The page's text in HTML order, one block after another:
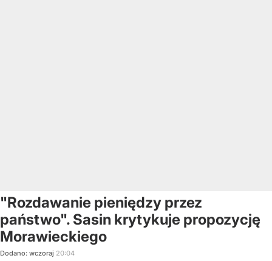
"Rozdawanie pieniędzy przez
państwo". Sasin krytykuje propozycję
Morawieckiego
Dodano: wczoraj 20:04